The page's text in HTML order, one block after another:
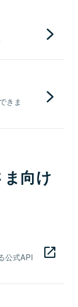
きま
向け
公式API